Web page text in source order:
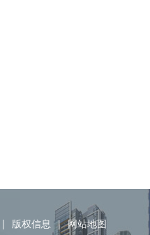
| 版权信息 | 网站地图